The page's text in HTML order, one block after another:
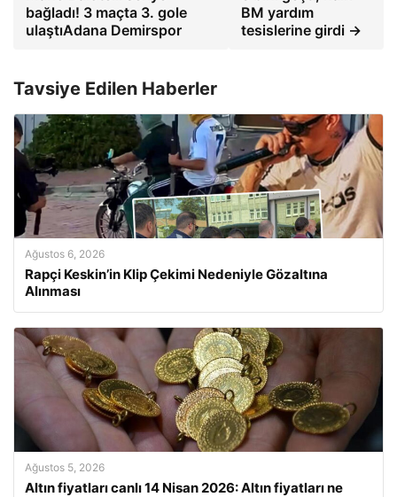
bağladı! 3 maçta 3. gole
ulaştıAdana Demirspor
BM yardım
tesislerine girdi →
Tavsiye Edilen Haberler
Ağustos 6, 2026
Rapçi Keskin’in Klip Çekimi Nedeniyle Gözaltına
Alınması
Ağustos 5, 2026
Altın fiyatları canlı 14 Nisan 2026: Altın fiyatları ne